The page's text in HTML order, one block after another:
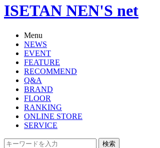
ISETAN NEN'S net
Menu
NEWS
EVENT
FEATURE
RECOMMEND
Q&A
BRAND
FLOOR
RANKING
ONLINE STORE
SERVICE
検索